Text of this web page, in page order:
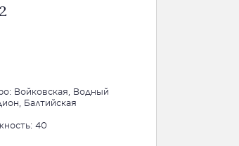
Войковская Водный
Балтийская
40